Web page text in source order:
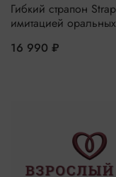
Гибкий страпон
имитацией
16 990 ₽